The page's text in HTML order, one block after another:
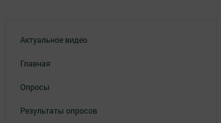
Актуальное видео
Главная
Опросы
Результаты опросов